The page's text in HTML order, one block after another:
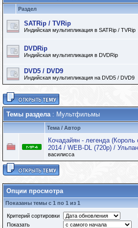
Раздел
SATRip / TVRip
Индийская мультипликация в SATRip / TVRip
DVDRip
Индийская мультипликация в DVDRip
DVD5 / DVD9
Индийская мультипликация на DVD5 / DVD9
Темы раздела: Мультфильмы
Тема / Автор
Кочадайян - легенда
2014 / WEB-DL (720p) /
василисса
Опции просмотра
Показаны темы с 1 по 1 из 1
Критерий сортировки
Показать